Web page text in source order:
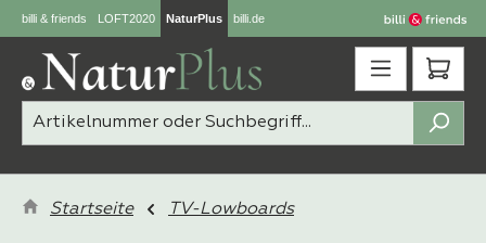
Zum Hauptinhalt springen
billi & friends LOFT2020 NaturPlus billi.de
Startseite TV-Lowboards